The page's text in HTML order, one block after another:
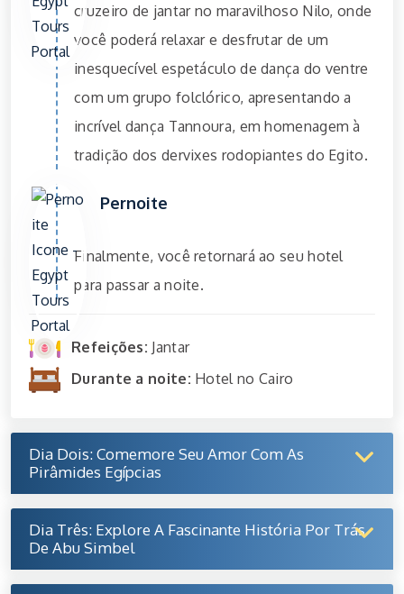
cruzeiro de jantar no maravilhoso Nilo, onde
você poderá relaxar e desfrutar de um
inesquecível espetáculo de dança do ventre
com um grupo folclórico, apresentando a
incrível dança Tannoura, em homenagem à
tradição dos dervixes rodopiantes do Egito.
Pernoite
Finalmente, você retornará ao seu hotel
para passar a noite.
Refeições: Jantar
Durante a noite: Hotel no Cairo
Dia Dois: Comemore Seu Amor Com As
Pirâmides Egípcias
Dia Três: Explore A Fascinante História Por Trás
De Abu Simbel